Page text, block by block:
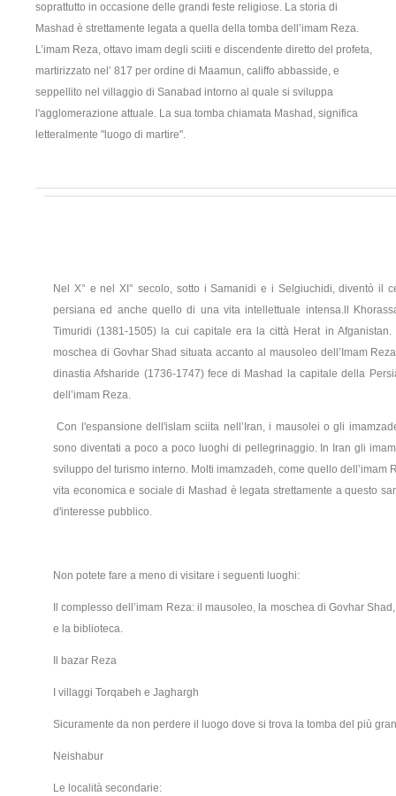
soprattutto in occasione delle grandi feste religiose. La storia di
Mashad è strettamente legata a quella della tomba dell’imam Reza.
L’imam Reza, ottavo imam degli sciiti e discendente diretto del profeta,
martirizzato nel’ 817 per ordine di Maamun, califfo abbasside, e
seppellito nel villaggio di Sanabad intorno al quale si sviluppa
l'agglomerazione attuale. La sua tomba chiamata Mashad, significa
letteralmente "luogo di martire".
Nel X° e nel XI° secolo, sotto i Samanidi e i Selgiuchidi, diventò il
persiana ed anche quello di una vita intellettuale intensa.ll
Timuridi (1381-1505) la cui capitale era la città Herat in
moschea di Govhar Shad situata accanto al mausoleo dell’Imam
dinastia Afsharide (1736-1747) fece di Mashad la capitale della
dell’imam Reza.
Con l'espansione dell'islam sciita nell’Iran, i mausolei o gli
sono diventati a poco a poco luoghi di pellegrinaggio. In Iran gli
sviluppo del turismo interno. Molti imamzadeh, come quello dell’imam
vita economica e sociale di Mashad è legata strettamente a questo
d'interesse pubblico.
Non potete fare a meno di visitare i seguenti luoghi:
Il complesso dell’imam Reza:il mausoleo, la moschea di Govhar
e la biblioteca.
Il bazar Reza
I villaggi Torqabeh e Jaghargh
Sicuramente da non perdere il luogo dove si trova la tomba del più
Neishabur
Le località secondarie: